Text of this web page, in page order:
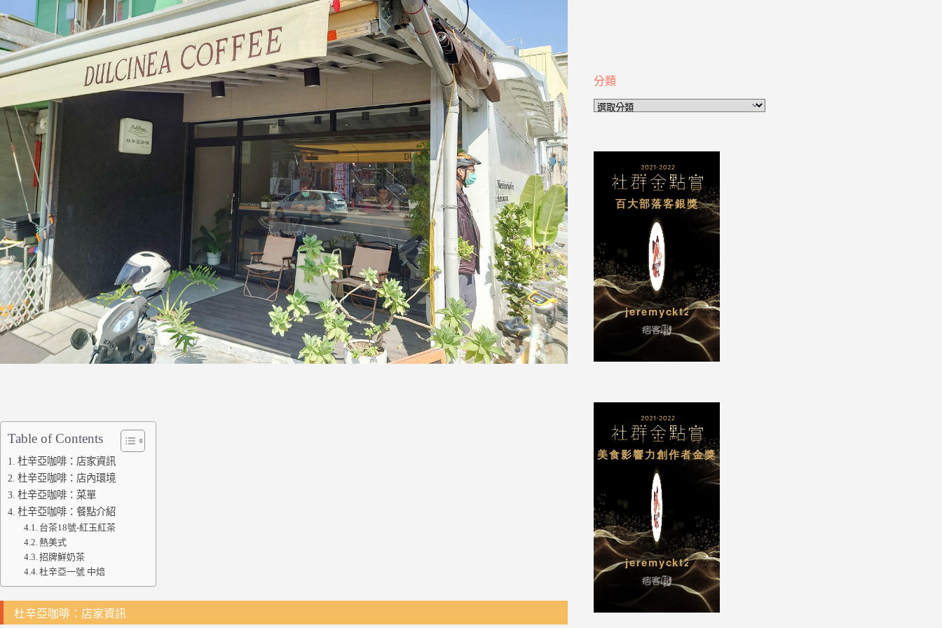
Table of Contents
杜辛亞咖啡：店家資訊
杜辛亞咖啡：店內環境
杜辛亞咖啡：菜單
杜辛亞咖啡：餐點介紹
台茶18號-紅玉紅茶
熱美式
招牌鮮奶茶
杜辛亞一號 中焙
杜辛亞咖啡：店家資訊
分類
分